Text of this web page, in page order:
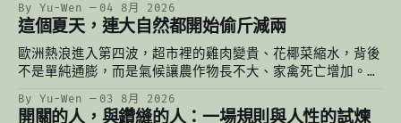
論。
By Yu-Wen 04 8月 2026
這個夏天，連大自然都開始偷斤減兩
歐洲熱浪進入第四波，超市裡的雞肉變貴、花椰菜縮水，背後
不是單純通膨，而是氣候讓農作物長不大、家禽死亡增加。從
何悄悄改變我們的餐桌。
By Yu-Wen 03 8月 2026
開關的人，與鑽縫的人：一場規則與人性的試煉